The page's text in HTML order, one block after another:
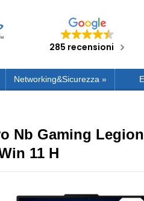
285 recensioni
Networking&Sicurezza »
Nb Gaming
11 H